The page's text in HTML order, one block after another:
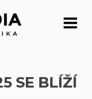
SE BLÍŽÍ